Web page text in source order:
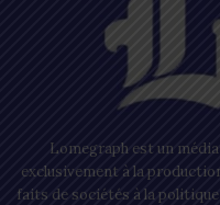
Lomegraph est un
exclusivement à la
faits de sociétés à la